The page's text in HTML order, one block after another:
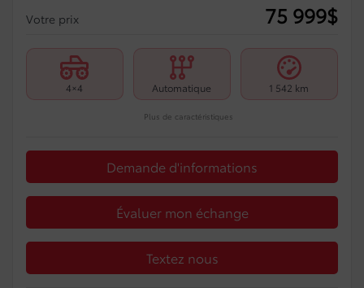
Votre prix
75 999$
4×4 Automatique 1 542 km
Plus de caractéristiques
Demande d'informations
Évaluer mon échange
Textez nous